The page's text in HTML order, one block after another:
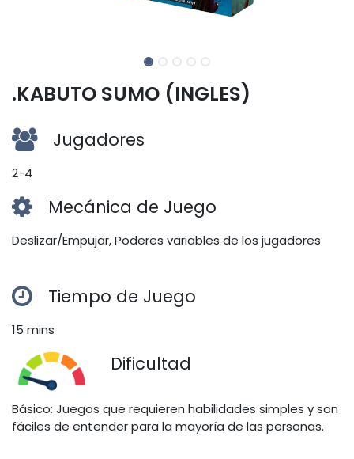
.KABUTO SUMO (INGLES)
Jugadores
2-4
Mecánica de Juego
Deslizar/Empujar, Poderes variables de los jugadores
Tiempo de Juego
15 mins
Dificultad
Básico: Juegos que requieren habilidades simples y son
fáciles de entender para la mayoría de las personas.